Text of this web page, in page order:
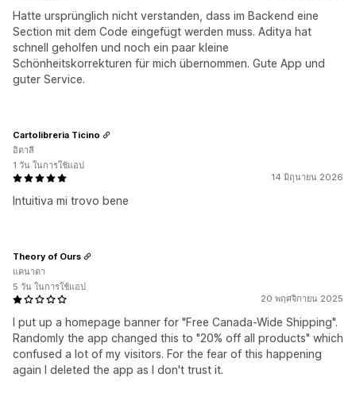
Hatte ursprünglich nicht verstanden, dass im Backend eine
Section mit dem Code eingefügt werden muss. Aditya hat
schnell geholfen und noch ein paar kleine
Schönheitskorrekturen für mich übernommen. Gute App und
guter Service.
14 มิถุนายน 2026
Intuitiva mi trovo bene
Cartolibreria Ticino
อิตาลี
1 วัน ในการใช้แอป
20 พฤศจิกายน 2025
I put up a homepage banner for "Free Canada-Wide Shipping".
Randomly the app changed this to "20% off all products" which
confused a lot of my visitors. For the fear of this happening
again I deleted the app as I don't trust it.
Theory of Ours
แคนาดา
5 วัน ในการใช้แอป